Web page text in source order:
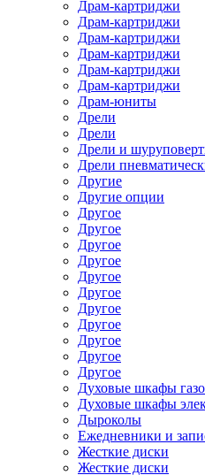
Драм-картриджи
Драм-картриджи
Драм-картриджи
Драм-картриджи
Драм-картриджи
Драм-картриджи
Драм-юниты
Дрели
Дрели
Дрели и
Дрели
Другие
Другие опции
Другое
Другое
Другое
Другое
Другое
Другое
Другое
Другое
Другое
Другое
Другое
Духовые шкафы
Духовые шкафы
Дыроколы
Ежедневники и
Жесткие диски
Жесткие диски